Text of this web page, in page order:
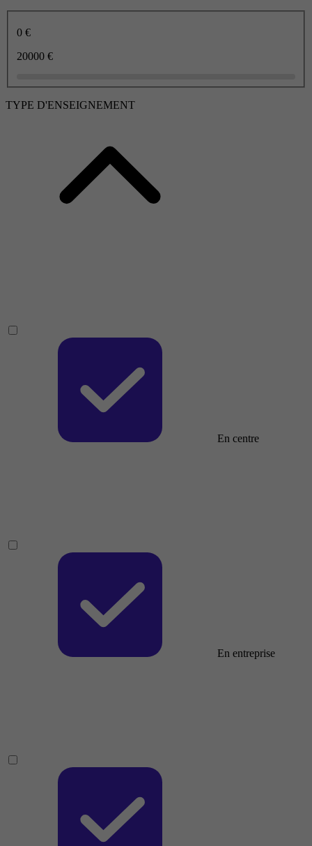
0 €
20000 €
TYPE D'ENSEIGNEMENT
En centre
En entreprise